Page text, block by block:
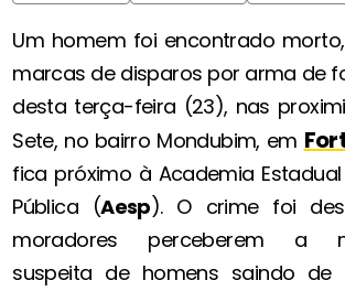
Um homem foi encontrado
marcas de disparos por arma de
desta terça-feira (23), nas
Sete, no bairro Mondubim, em
fica próximo à Academia
Pública (Aesp). O crime foi
moradores perceberem a
suspeita de homens saindo